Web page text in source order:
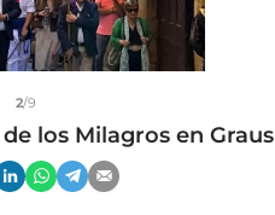
2/9
los Milagros en Graus